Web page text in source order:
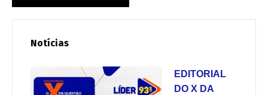
Notícias
EDITORIAL
DO X DA